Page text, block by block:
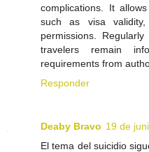
complications. It
such as visa
permissions.
travelers remain
requirements from
Responder
Deaby Bravo 19 de
El tema del suicidio